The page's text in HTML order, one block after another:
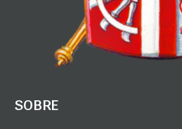
SOBRE